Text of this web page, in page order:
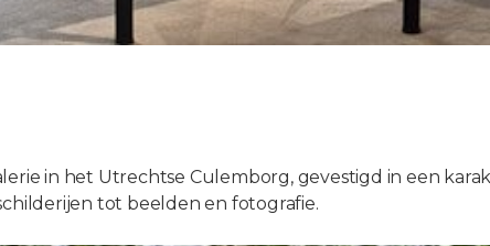
in het Utrechtse Culemborg, gevestigd in een
tot beelden en fotografie.